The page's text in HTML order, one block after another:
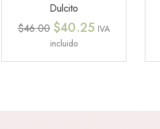
Dulcito
$46.00 $40.25 IVA
incluido